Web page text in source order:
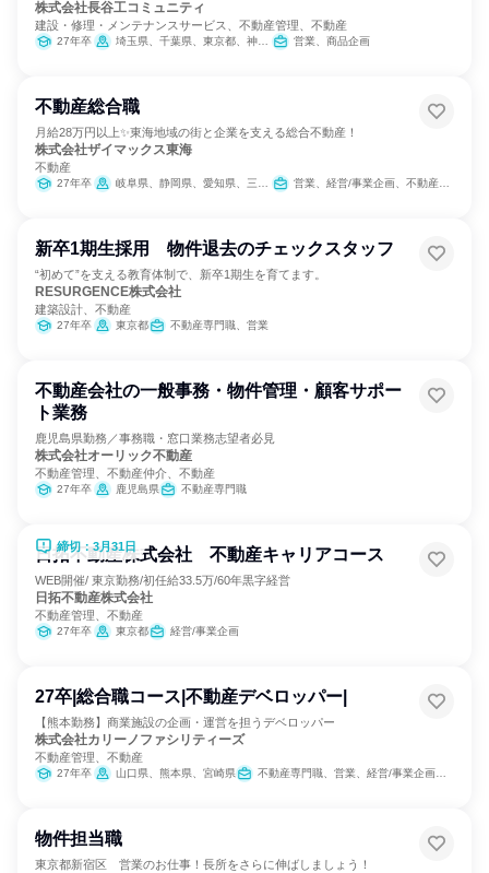
株式会社長谷工コミュニティ
建設・修理・メンテナンスサービス、不動産管理、不動産
27年卒 埼玉県、千葉県、東京都、神奈川県、京都府、大阪府、兵庫県 営業、商品企画
不動産総合職
月給28万円以上✨東海地域の街と企業を支える総合不動産！
株式会社ザイマックス東海
不動産
27年卒 岐阜県、静岡県、愛知県、三重県 営業、経営/事業企画、不動産専門職
新卒1期生採用 物件退去のチェックスタッフ
“初めて”を支える教育体制で、新卒1期生を育てます。
RESURGENCE株式会社
建築設計、不動産
27年卒 東京都 不動産専門職、営業
不動産会社の一般事務・物件管理・顧客サポー
ト業務
鹿児島県勤務／事務職・窓口業務志望者必見
株式会社オーリック不動産
不動産管理、不動産仲介、不動産
27年卒 鹿児島県 不動産専門職
締切：3月31日
日拓不動産株式会社 不動産キャリアコース
WEB開催/ 東京勤務/初任給33.5万/60年黒字経営
日拓不動産株式会社
不動産管理、不動産
27年卒 東京都 経営/事業企画
27卒|総合職コース|不動産デベロッパー|
【熊本勤務】商業施設の企画・運営を担うデベロッパー
株式会社カリーノファシリティーズ
不動産管理、不動産
27年卒 山口県、熊本県、宮崎県 不動産専門職、営業、経営/事業企画、バックオフィス・事務・受付、広報/IR
物件担当職
東京都新宿区 営業のお仕事！長所をさらに伸ばしましょう！